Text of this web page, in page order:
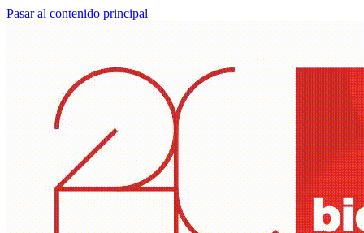
Pasar al contenido principal